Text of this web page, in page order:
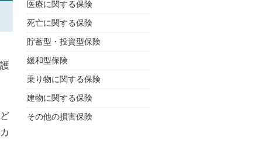
医療に関する保険
死亡に関する保険
貯蓄型・投資型保険
緩和型保険
乗り物に関する保険
建物に関する保険
その他の損害保険